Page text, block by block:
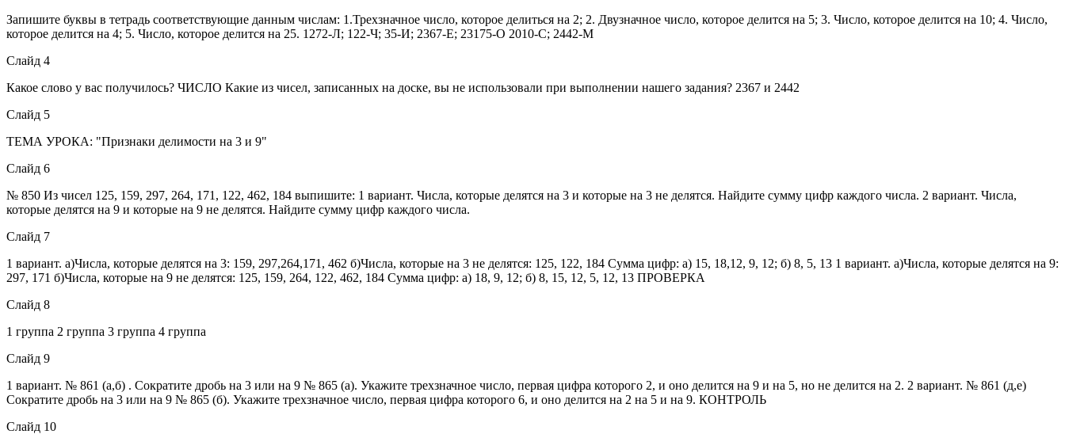
Запишите буквы в тетрадь соответствующие данным числам: 1.Трехзначное число, которое делиться на 2; 2. Двузначное число, которое делится на 5; 3. Число, которое делится на 10; 4. Число,
которое делится на 4; 5. Число, которое делится на 25. 1272-Л; 122-Ч; 35-И; 2367-Е; 23175-О 2010-С; 2442-М
Слайд 4
Какое слово у вас получилось? ЧИСЛО Какие из чисел, записанных на доске, вы не использовали при выполнении нашего задания? 2367 и 2442
Слайд 5
ТЕМА УРОКА: "Признаки делимости на 3 и 9"
Слайд 6
№ 850 Из чисел 125, 159, 297, 264, 171, 122, 462, 184 выпишите: 1 вариант. Числа, которые делятся на 3 и которые на 3 не делятся. Найдите сумму цифр каждого числа. 2 вариант. Числа,
которые делятся на 9 и которые на 9 не делятся. Найдите сумму цифр каждого числа.
Слайд 7
1 вариант. а)Числа, которые делятся на 3: 159, 297,264,171, 462 б)Числа, которые на 3 не делятся: 125, 122, 184 Сумма цифр: а) 15, 18,12, 9, 12; б) 8, 5, 13 1 вариант. а)Числа, которые делятся на 9:
297, 171 б)Числа, которые на 9 не делятся: 125, 159, 264, 122, 462, 184 Сумма цифр: а) 18, 9, 12; б) 8, 15, 12, 5, 12, 13 ПРОВЕРКА
Слайд 8
1 группа 2 группа 3 группа 4 группа
Слайд 9
1 вариант. № 861 (а,б) . Сократите дробь на 3 или на 9 № 865 (а). Укажите трехзначное число, первая цифра которого 2, и оно делится на 9 и на 5, но не делится на 2. 2 вариант. № 861 (д,е)
Сократите дробь на 3 или на 9 № 865 (б). Укажите трехзначное число, первая цифра которого 6, и оно делится на 2 на 5 и на 9. КОНТРОЛЬ
Слайд 10